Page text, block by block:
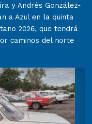
y Andrés González-
a Azul en la quinta
2026, que tendrá
caminos del norte